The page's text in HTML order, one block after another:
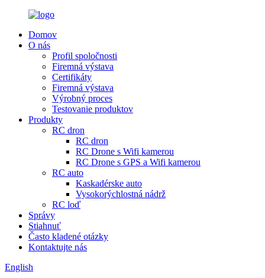
Domov
O nás
Profil spoločnosti
Firemná výstava
Certifikáty
Firemná výstava
Výrobný proces
Testovanie produktov
Produkty
RC dron
RC dron
RC Drone s Wifi kamerou
RC Drone s GPS a Wifi kamerou
RC auto
Kaskadérske auto
Vysokorýchlostná nádrž
RC loď
Správy
Stiahnuť
Často kladené otázky
Kontaktujte nás
English